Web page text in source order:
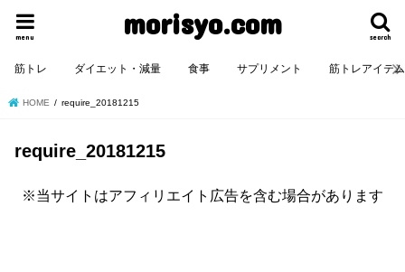
morisyo.com search
menu
筋トレ ダイエット・減量 食事 サプリメント 筋トレアイテム
HOME require_20181215
require_20181215
※当サイトはアフィリエイト広告を含む場合があります